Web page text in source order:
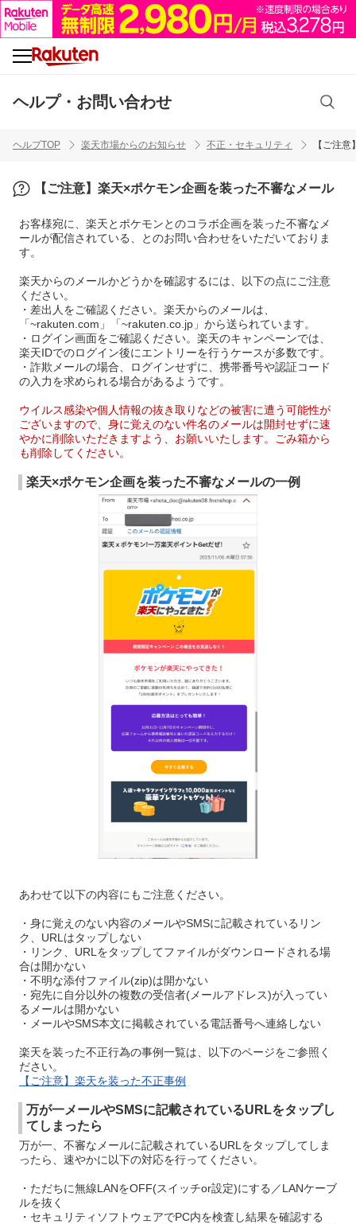
ヘルプ・お問い合わせ
ヘルプTOP 楽天市場からのお知らせ 不正・セキュリティ 【ご注
【ご注意】楽天×ポケモン企画を装った不審なメール
お客様宛に、楽天とポケモンとのコラボ企画を装った不審なメ
ールが配信されている、とのお問い合わせをいただいておりま
す。
楽天からのメールかどうかを確認するには、以下の点にご注意
ください。
・差出人をご確認ください。楽天からのメールは、
「~rakuten.com」「~rakuten.co.jp」から送られています。
・ログイン画面をご確認ください。楽天のキャンペーンでは、
楽天IDでのログイン後にエントリーを行うケースが多数です。
・詐欺メールの場合、ログインせずに、携帯番号や認証コード
の入力を求められる場合があるようです。
ウイルス感染や個人情報の抜き取りなどの被害に遭う可能性が
ございますので、身に覚えのない件名のメールは開封せずに速
やかに削除いただきますよう、お願いいたします。ごみ箱から
も削除してください。
楽天×ポケモン企画を装った不審なメールの一例
あわせて以下の内容にもご注意ください。
・身に覚えのない内容のメールやSMSに記載されているリン
ク、URLはタップしない
・リンク、URLをタップしてファイルがダウンロードされる場
合は開かない
・不明な添付ファイル(zip)は開かない
・宛先に自分以外の複数の受信者(メールアドレス)が入ってい
るメールは開かない
・メールやSMS本文に掲載されている電話番号へ連絡しない
楽天を装った不正行為の事例一覧は、以下のページをご参照く
ださい。
【ご注意】楽天を装った不正事例
万が一メールやSMSに記載されているURLをタップし
てしまったら
万が一、不審なメールに記載されているURLをタップしてしま
ったら、速やかに以下の対応を行ってください。
・ただちに無線LANをOFF(スイッチor設定)にする／LANケーブ
ルを抜く
・セキュリティソフトウェアでPC内を検査し結果を確認する